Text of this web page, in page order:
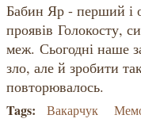
Бабин Яр - перший і
проявів Голокосту,
меж. Сьогодні наше
зло, але й зробити
повторювалось.
Tags: Вакарчук